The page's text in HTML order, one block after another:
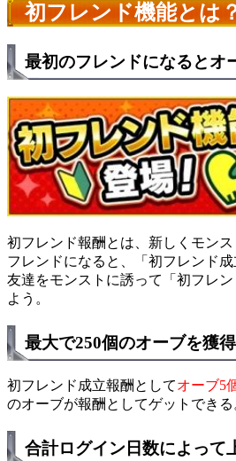
初フレンド機能とは
最初のフレンドになるとオ
初フレンド報酬とは、新しくモン
フレンドになると、「初フレンド成
友達をモンストに誘って「初フレ
よう。
最大で250個のオーブを獲得
初フレンド成立報酬としてオーブ5
のオーブが報酬としてゲットできる
合計ログイン日数によって